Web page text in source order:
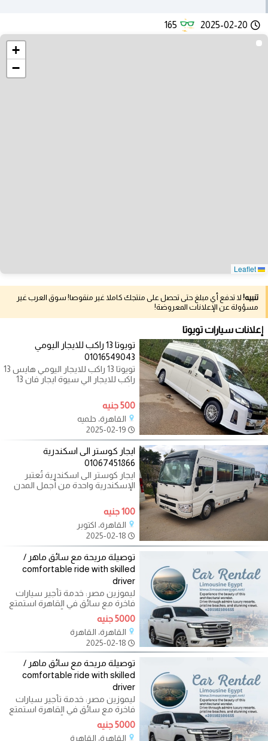
2025-02-20
165
+
−
تنبيه! لا تدفع أي مبلغ حتى تحصل على منتجك كاملا غير منقوصا! سوق العرب غير
مسؤولة عن الإعلانات المعروضة!
إعلانات سيارات تويوتا
تويوتا 13 راكب للايجار اليومي
01016549043
تويوتا 13 راكب للايجار اليومي هايس 13
راكب للايجار الي سيوة ايجار فان 13
راكب الي بورسعيد ايجار هايس
500 جنيه
القاهرة، حلميه
ايجار كوستر الى اسكندرية
01067451866
ايجار كوستر الى اسكندرية تُعتبر
الإسكندرية واحدة من أجمل المدن
100 جنيه
القاهرة، اكتوبر
توصيلة مريحة مع سائق ماهر /
comfortable ride with skilled
driver
ليموزين مصر: خدمة تأجير سيارات
فاخرة مع سائق في القاهرة استمتع
بتجربة تنقل مريحة وآمنة في القاهرة
5000 جنيه
القاهرة، القاهرة
توصيلة مريحة مع سائق ماهر /
comfortable ride with skilled
driver
ليموزين مصر: خدمة تأجير سيارات
فاخرة مع سائق في القاهرة استمتع
بتجربة تنقل مريحة وآمنة في القاهرة
5000 جنيه
القاهرة، القاهرة